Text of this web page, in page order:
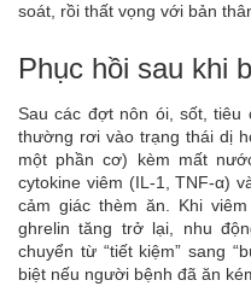
soát, rồi thất vọng với bản
Phục hồi sau khi
Sau các đợt nôn ói, sốt,
thường rơi vào trạng thái dị
một phần cơ) kèm mất
cytokine viêm (IL-1, TNF-α)
cảm giác thèm ăn. Khi
ghrelin tăng trở lại, nhu
chuyển từ “tiết kiệm” sang
biệt nếu người bệnh đã ăn